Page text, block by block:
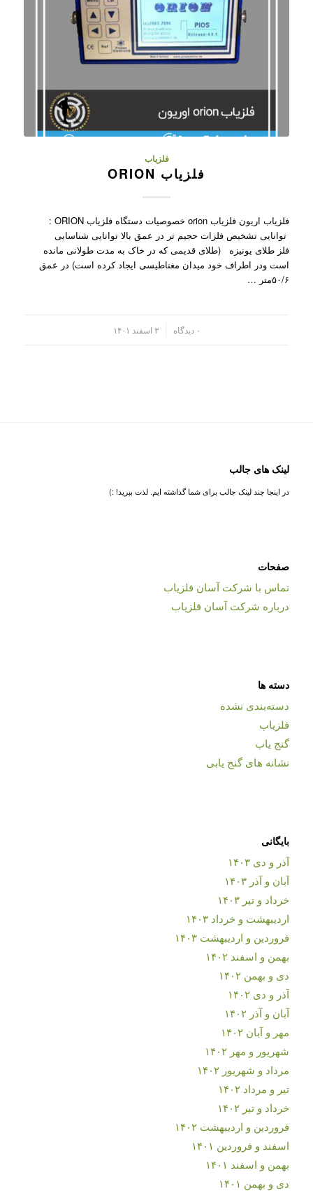
فلزیاب
فلزیاب ORION
فلزیاب اریون فلزیاب orion خصوصیات دستگاه فلزیاب ORION :
توانایی تشخیص فلزات حجیم تر در عمق بالا توانایی شناسایی
فلز طلای یونیزه (طلای قدیمی که در خاک به مدت طولانی مانده
است ودر اطراف خود میدان مغناطیسی ایجاد کرده است) در عمق
۵۰/۶متر …
۰ دیدگاه ۳ اسفند ۱۴۰۱
لینک های جالب
در اینجا چند لینک جالب برای شما گذاشته ایم. لذت ببرید! :)
صفحات
تماس با شرکت آسان فلزیاب
درباره شرکت آسان فلزیاب
دسته ها
دسته‌بندی نشده
فلزیاب
گنج یاب
نشانه های گنج یابی
بایگانی
آذر و دی ۱۴۰۳
آبان و آذر ۱۴۰۳
خرداد و تیر ۱۴۰۳
اردیبهشت و خرداد ۱۴۰۳
فروردین و اردیبهشت ۱۴۰۳
بهمن و اسفند ۱۴۰۲
دی و بهمن ۱۴۰۲
آذر و دی ۱۴۰۲
آبان و آذر ۱۴۰۲
مهر و آبان ۱۴۰۲
شهریور و مهر ۱۴۰۲
مرداد و شهریور ۱۴۰۲
تیر و مرداد ۱۴۰۲
خرداد و تیر ۱۴۰۲
فروردین و اردیبهشت ۱۴۰۲
اسفند و فروردین ۱۴۰۱
بهمن و اسفند ۱۴۰۱
دی و بهمن ۱۴۰۱